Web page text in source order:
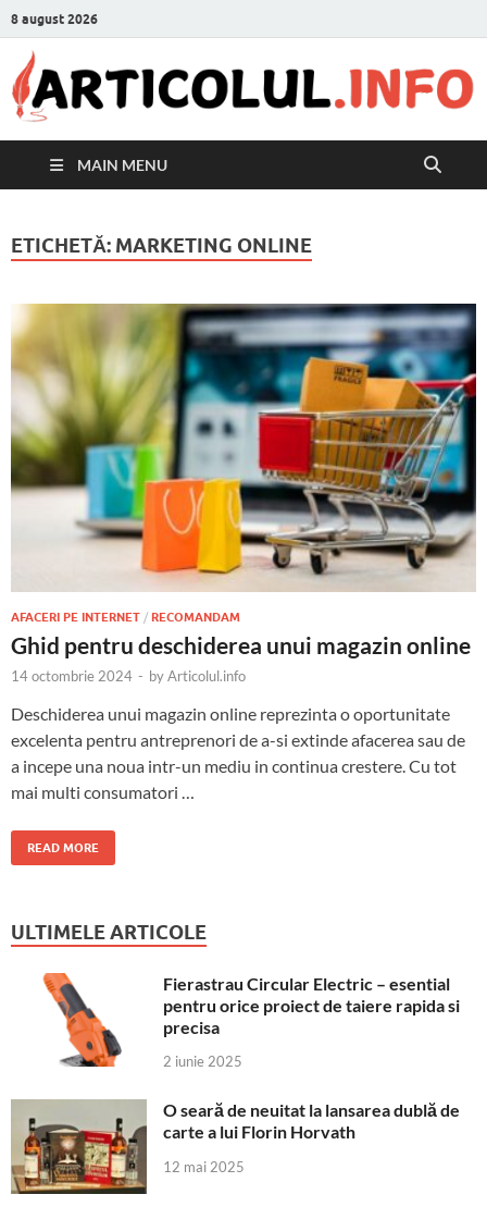
8 august 2026
MAIN MENU
ETICHETĂ: MARKETING ONLINE
AFACERI PE INTERNET / RECOMANDAM
Ghid pentru deschiderea unui magazin online
14 octombrie 2024 - byArticolul.info
Deschiderea unui magazin online reprezinta o oportunitate
excelenta pentru antreprenori de a-si extinde afacerea sau de
a incepe una noua intr-un mediu in continua crestere. Cu tot
mai multi consumatori …
READ MORE
ULTIMELE ARTICOLE
Fierastrau Circular Electric – esential
pentru orice proiect de taiere rapida si
precisa
2 iunie 2025
O seară de neuitat la lansarea dublă de
carte a lui Florin Horvath
12 mai 2025